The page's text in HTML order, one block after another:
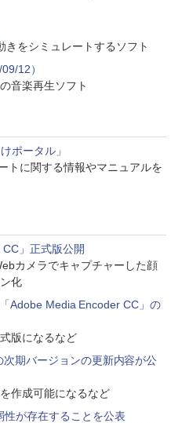
きをシミュレートするソフト
12）
音楽再生ソフト
ポータル」
トに関する情報やマニュアルを
」正式版公開
カメラでキャプチャーした顔
化
Adobe Media Encoder CC」の
版になるなど
次期バージョンの更新内容が公
作成可能になるなど
が存在することを公表